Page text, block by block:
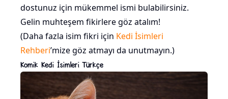
dostunuz için mükemmel ismi bulabilirsiniz.
Gelin muhteşem fikirlere göz atalım!
(Daha fazla isim fikri için Kedi İsimleri
Rehberi’mize göz atmayı da unutmayın.)
Komik Kedi İsimleri Türkçe